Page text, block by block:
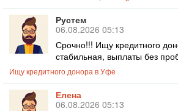
Рустем
06.08.2026 05:13
Срочно!!! Ищу кредитного
стабильная, выплаты без
Ищу кредитного донора в Уфе
Елена
06.08.2026 05:13